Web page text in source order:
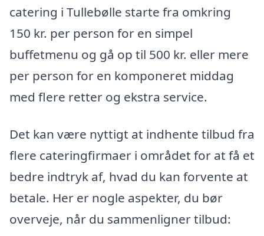
catering i Tullebølle starte fra omkring
150 kr. per person for en simpel
buffetmenu og gå op til 500 kr. eller mere
per person for en komponeret middag
med flere retter og ekstra service.
Det kan være nyttigt at indhente tilbud fra
flere cateringfirmaer i området for at få et
bedre indtryk af, hvad du kan forvente at
betale. Her er nogle aspekter, du bør
overveje, når du sammenligner tilbud: